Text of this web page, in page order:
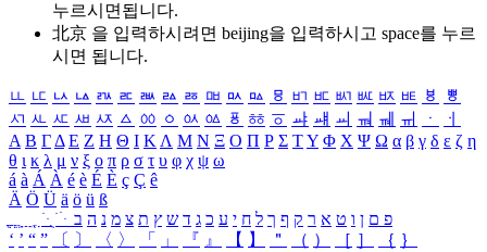
누르시면됩니다.
北京 을 입력하시려면 beijing을 입력하시고 space를 누르
시면 됩니다.
ㅥ ㅦ ㅧ ㅨ ㅩ ㅪ ㅫ ㅬ ㅭ ㅮ ㅯ ㅰ ㅱ ㅲ ㅳ ㅴ ㅵ ㅶ ㅷ ㅸ
ㅹ
ㅺ ㅻ ㅼ ㅽ ㅾ ㅿ ㆀ ㆁ ㆂ ㆃ ㆄ ㆅ ㆆ ㆇ ㆈ ㆉ ㆊ ㆋ ㆌ ㆍ
ㆎ
Α Β ΓΔ Ε Ζ Η Θ Ι ΚΛ Μ Ν Ξ Ο Π Ρ Σ ΤΥ Φ Χ Ψ Ω α β γ δ ε ζ η
θ ι κ λ μ ν ξ ο π ρ σ τ υ φ χ ψ ω
á à Á À é è É È ç Ç ê
Ä Ö Ü ä ö ü ß
ִֶֹ ֻּ ׁׂ פ ם ן ו ט א ר ק ף ך ל ח י ע כ ג ד ש ץ ת צ מ נ ה ב
‘ ’ “ ” 〔 〕 〈 〉 「 」 『 』 【 】 ＂ （ ） ［ ］ ｛ ｝